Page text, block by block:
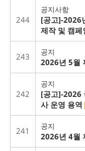
244
공지사항
[공고]-2026
제작 및 캠페
243 공지
2026년 5월
242
공지
[공고]-2026
사 운영 용역
241 공지
2026년 4월